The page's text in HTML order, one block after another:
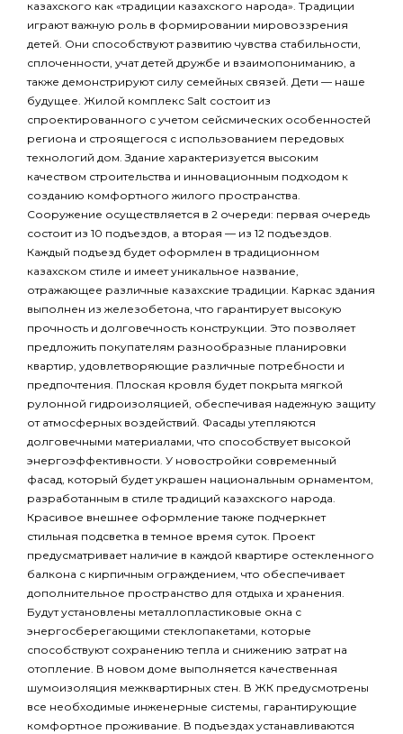
казахского как «традиции казахского народа». Традиции
играют важную роль в формировании мировоззрения
детей. Они способствуют развитию чувства стабильности,
сплоченности, учат детей дружбе и взаимопониманию, а
также демонстрируют силу семейных связей. Дети — наше
будущее. Жилой комплекс Salt состоит из
спроектированного с учетом сейсмических особенностей
региона и строящегося с использованием передовых
технологий дом. Здание характеризуется высоким
качеством строительства и инновационным подходом к
созданию комфортного жилого пространства.
Сооружение осуществляется в 2 очереди: первая очередь
состоит из 10 подъездов, а вторая — из 12 подъездов.
Каждый подъезд будет оформлен в традиционном
казахском стиле и имеет уникальное название,
отражающее различные казахские традиции. Каркас здания
выполнен из железобетона, что гарантирует высокую
прочность и долговечность конструкции. Это позволяет
предложить покупателям разнообразные планировки
квартир, удовлетворяющие различные потребности и
предпочтения. Плоская кровля будет покрыта мягкой
рулонной гидроизоляцией, обеспечивая надежную защиту
от атмосферных воздействий. Фасады утепляются
долговечными материалами, что способствует высокой
энергоэффективности. У новостройки современный
фасад, который будет украшен национальным орнаментом,
разработанным в стиле традиций казахского народа.
Красивое внешнее оформление также подчеркнет
стильная подсветка в темное время суток. Проект
предусматривает наличие в каждой квартире остекленного
балкона с кирпичным ограждением, что обеспечивает
дополнительное пространство для отдыха и хранения.
Будут установлены металлопластиковые окна с
энергосберегающими стеклопакетами, которые
способствуют сохранению тепла и снижению затрат на
отопление. В новом доме выполняется качественная
шумоизоляция межквартирных стен. В ЖК предусмотрены
все необходимые инженерные системы, гарантирующие
комфортное проживание. В подъездах устанавливаются